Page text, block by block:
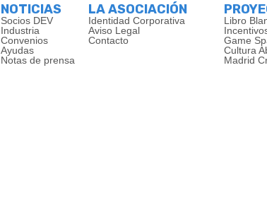
NOTICIAS
Socios DEV
Industria
Convenios
Ayudas
Notas de prensa
LA ASOCIACIÓN
Identidad Corporativa
Aviso Legal
Contacto
Libro
Game
Cultura
Madrid